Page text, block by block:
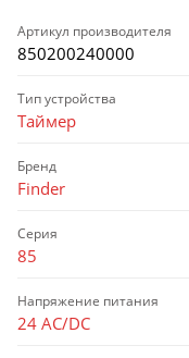
Артикул производителя
850200240000
Тип устройства
Таймер
Бренд
Finder
Серия
85
Напряжение питания
24 АС/DC